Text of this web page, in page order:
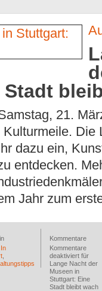
21.
Die
dazu ein,
entdecken.
Jahr zum
In
Kommentare
Kommentare
deaktiviert für
Lange Nacht der
Museen in
Stuttgart: Eine
Stadt bleibt wach